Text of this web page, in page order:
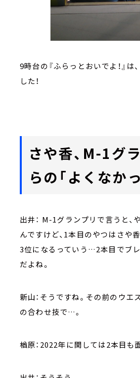
9時台の『ふらっとおいでよ！』
した！
さや香、M-1グ
らの「よくなか
出井： M-1グランプリで言うと
んですけど、1本目のやつはさや
3位になるっていう…2本目でブ
だよね。
新山：そうですね。その前のウ
の合わせ技で…。
楢原：2022年に関しては2本目も